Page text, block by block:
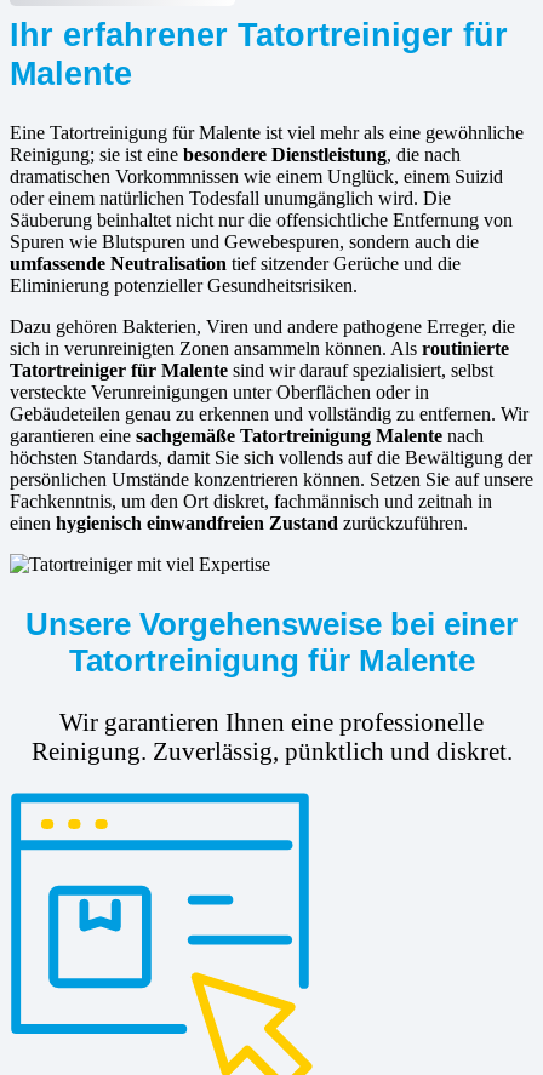
Ihr erfahrener Tatortreiniger für
Malente
Eine Tatortreinigung für Malente ist viel mehr als eine gewöhnliche
Reinigung; sie ist eine besondere Dienstleistung, die nach
dramatischen Vorkommnissen wie einem Unglück, einem Suizid
oder einem natürlichen Todesfall unumgänglich wird. Die
Säuberung beinhaltet nicht nur die offensichtliche Entfernung von
Spuren wie Blutspuren und Gewebespuren, sondern auch die
umfassende Neutralisation tief sitzender Gerüche und die
Eliminierung potenzieller Gesundheitsrisiken.
Dazu gehören Bakterien, Viren und andere pathogene Erreger, die
sich in verunreinigten Zonen ansammeln können. Als routinierte
Tatortreiniger für Malente sind wir darauf spezialisiert, selbst
versteckte Verunreinigungen unter Oberflächen oder in
Gebäudeteilen genau zu erkennen und vollständig zu entfernen. Wir
garantieren eine sachgemäße Tatortreinigung Malente nach
höchsten Standards, damit Sie sich vollends auf die Bewältigung der
persönlichen Umstände konzentrieren können. Setzen Sie auf unsere
Fachkenntnis, um den Ort diskret, fachmännisch und zeitnah in
einen hygienisch einwandfreien Zustand zurückzuführen.
Unsere Vorgehensweise bei einer
Tatortreinigung für Malente
Wir garantieren Ihnen eine professionelle
Reinigung. Zuverlässig, pünktlich und diskret.